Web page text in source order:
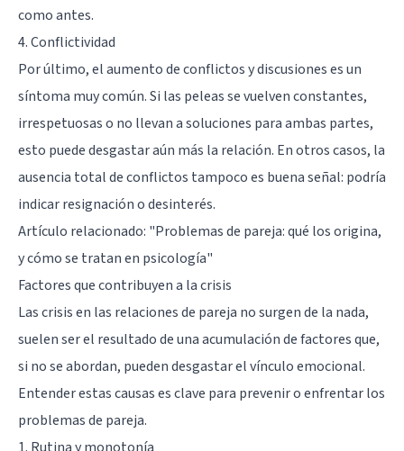
como antes.
4. Conflictividad
Por último, el aumento de conflictos y discusiones es un
síntoma muy común. Si las peleas se vuelven constantes,
irrespetuosas o no llevan a soluciones para ambas partes,
esto puede desgastar aún más la relación. En otros casos, la
ausencia total de conflictos tampoco es buena señal: podría
indicar resignación o desinterés.
Artículo relacionado: "Problemas de pareja: qué los origina,
y cómo se tratan en psicología"
Factores que contribuyen a la crisis
Las crisis en las relaciones de pareja no surgen de la nada,
suelen ser el resultado de una acumulación de factores que,
si no se abordan, pueden desgastar el vínculo emocional.
Entender estas causas es clave para prevenir o enfrentar los
problemas de pareja.